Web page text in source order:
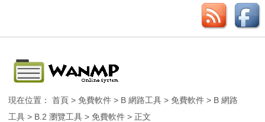
現在位置：首頁 >免費軟件 > B 網路工具 >免費軟件 > B 網路
工具 > B.2 瀏覽工具 >免費軟件 > 正文